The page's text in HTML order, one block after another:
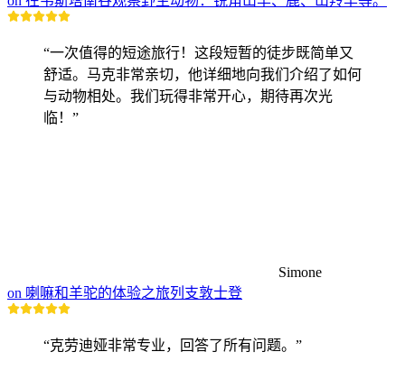
“一次值得的短途旅行！这段短暂的徒步既简单又
舒适。马克非常亲切，他详细地向我们介绍了如何
与动物相处。我们玩得非常开心，期待再次光
临！”
Simone
on 喇嘛和羊驼的体验之旅列支敦士登
“克劳迪娅非常专业，回答了所有问题。”